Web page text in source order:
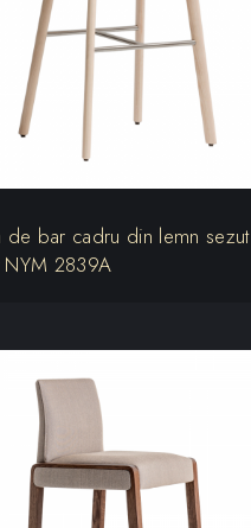
de bar cadru din lemn sezut
NYM 2839A